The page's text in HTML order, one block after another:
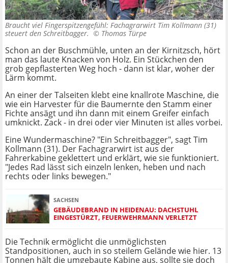
Braucht viel Fingerspitzengefühl: Fachagrarwirt Tim Kollmann (31)
steuert den Schreitbagger. © Thomas Türpe
Schon an der Buschmühle, unten an der Kirnitzsch, hört
man das laute Knacken von Holz. Ein Stückchen den
grob gepflasterten Weg hoch - dann ist klar, woher der
Lärm kommt.
An einer der Talseiten klebt eine knallrote Maschine, die
wie ein Harvester für die Baumernte den Stamm einer
Fichte ansägt und ihn dann mit einem Greifer einfach
umknickt. Zack - in drei oder vier Minuten ist alles vorbei.
Eine Wundermaschine? "Ein Schreitbagger", sagt Tim
Kollmann (31). Der Fachagrarwirt ist aus der
Fahrerkabine geklettert und erklärt, wie sie funktioniert.
"Jedes Rad lässt sich einzeln lenken, heben und nach
rechts oder links bewegen."
SACHSEN
GEBÄUDEBRAND IN HEIDENAU: DACHSTUHL
EINGESTÜRZT, FEUERWEHRMANN VERLETZT
Die Technik ermöglicht die unmöglichsten
Standpositionen, auch in so steilem Gelände wie hier. 13
Tonnen hält die umgebaute Kabine aus, sollte sie doch